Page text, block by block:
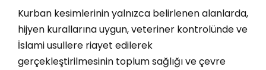
Kurban kesimlerinin yalnızca belirlenen alanlarda,
hijyen kurallarına uygun, veteriner kontrolünde ve
İslami usullere riayet edilerek
gerçekleştirilmesinin toplum sağlığı ve çevre